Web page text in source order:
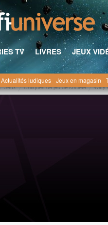
TV LIVRES JEUX
Actualités ludiques Jeux en magasin
Jeux Critiques de jeu de société Witty